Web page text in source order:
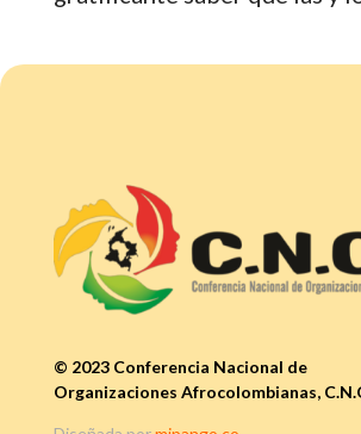
© 2023 Conferencia Nacional de
Organizaciones Afrocolombianas,